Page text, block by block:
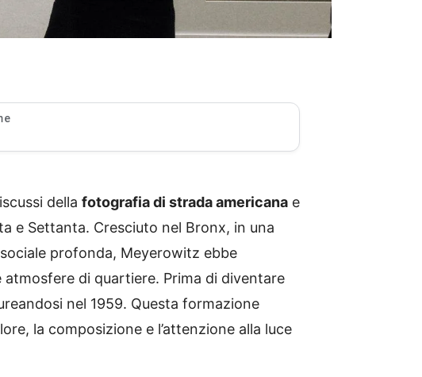
della fotografia di strada americana e
e Settanta. Cresciuto nel Bronx, in una
profonda, Meyerowitz ebbe
atmosfere di quartiere. Prima di diventare
nel 1959. Questa formazione
la composizione e l’attenzione alla luce